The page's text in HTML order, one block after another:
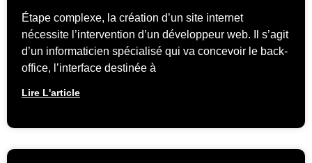
Étape complexe, la création d’un site internet
nécessite l’intervention d’un développeur web. Il s’agit
d’un informaticien spécialisé qui va concevoir le back-
office, l’interface destinée à
Lire L'article